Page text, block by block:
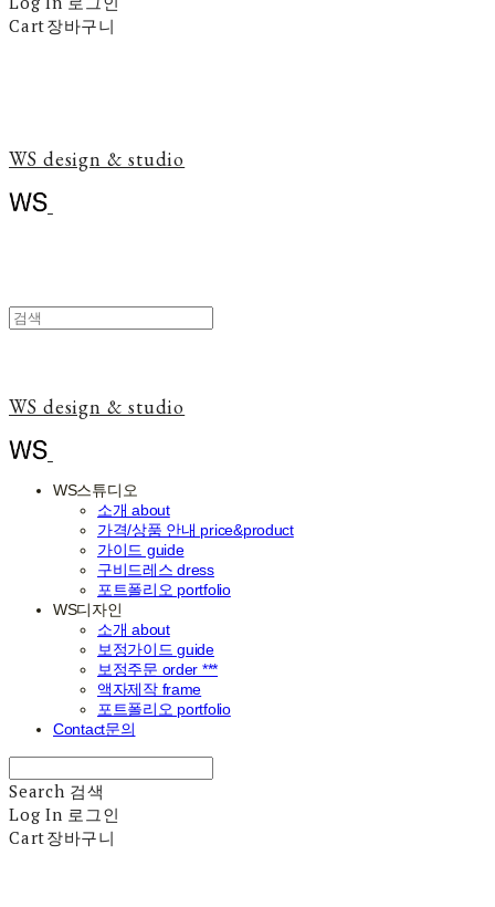
Cart장바구니
WS design & studio
WS design & studio
WS스튜디오
소개 about
가격/상품 안내 price&product
가이드 guide
구비드레스 dress
포트폴리오 portfolio
WS디자인
소개 about
보정가이드 guide
보정주문 order ***
액자제작 frame
포트폴리오 portfolio
Contact문의
Search 검색
Log In 로그인
Cart장바구니